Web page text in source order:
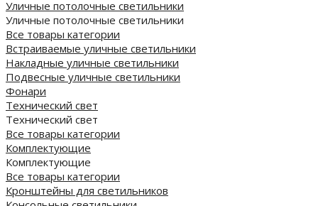
Уличные потолочные светильники
Уличные потолочные светильники
Все товары категории
Встраиваемые уличные светильники
Накладные уличные светильники
Подвесные уличные светильники
Фонари
Технический свет
Технический свет
Все товары категории
Комплектующие
Комплектующие
Все товары категории
Кронштейны для светильников